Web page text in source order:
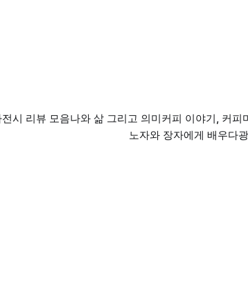
전시 리뷰 모음나와 삶 그리고 의미커피 이야기, 커피
노자와 장자에게 배우다